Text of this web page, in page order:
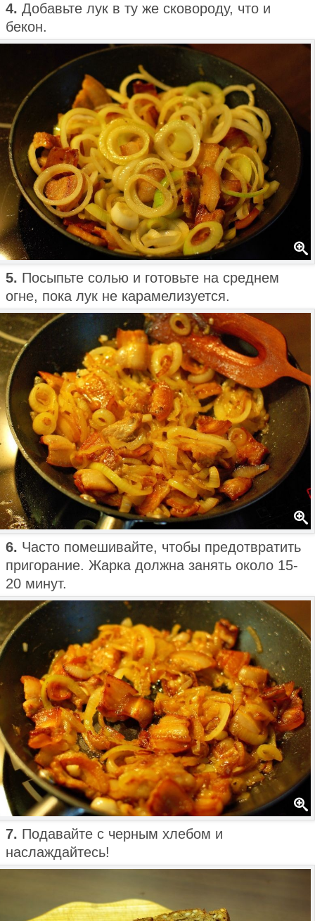
4. Добавьте лук в ту же сковороду, что и
бекон.
5. Посыпьте солью и готовьте на среднем
огне, пока лук не карамелизуется.
6. Часто помешивайте, чтобы предотвратить
пригорание. Жарка должна занять около 15-
20 минут.
7. Подавайте с черным хлебом и
наслаждайтесь!